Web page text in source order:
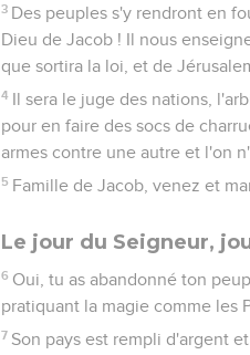
3 Des peuples s'y rendront en
Dieu de Jacob ! Il nous
que sortira la loi, et de
4 Il sera le juge des nations,
pour en faire des socs de
armes contre une autre et l'on
5 Famille de Jacob, venez et
Le jour du Seigneur,
6 Oui, tu as abandonné ton
pratiquant la magie comme les
7 Son pays est rempli d'argent